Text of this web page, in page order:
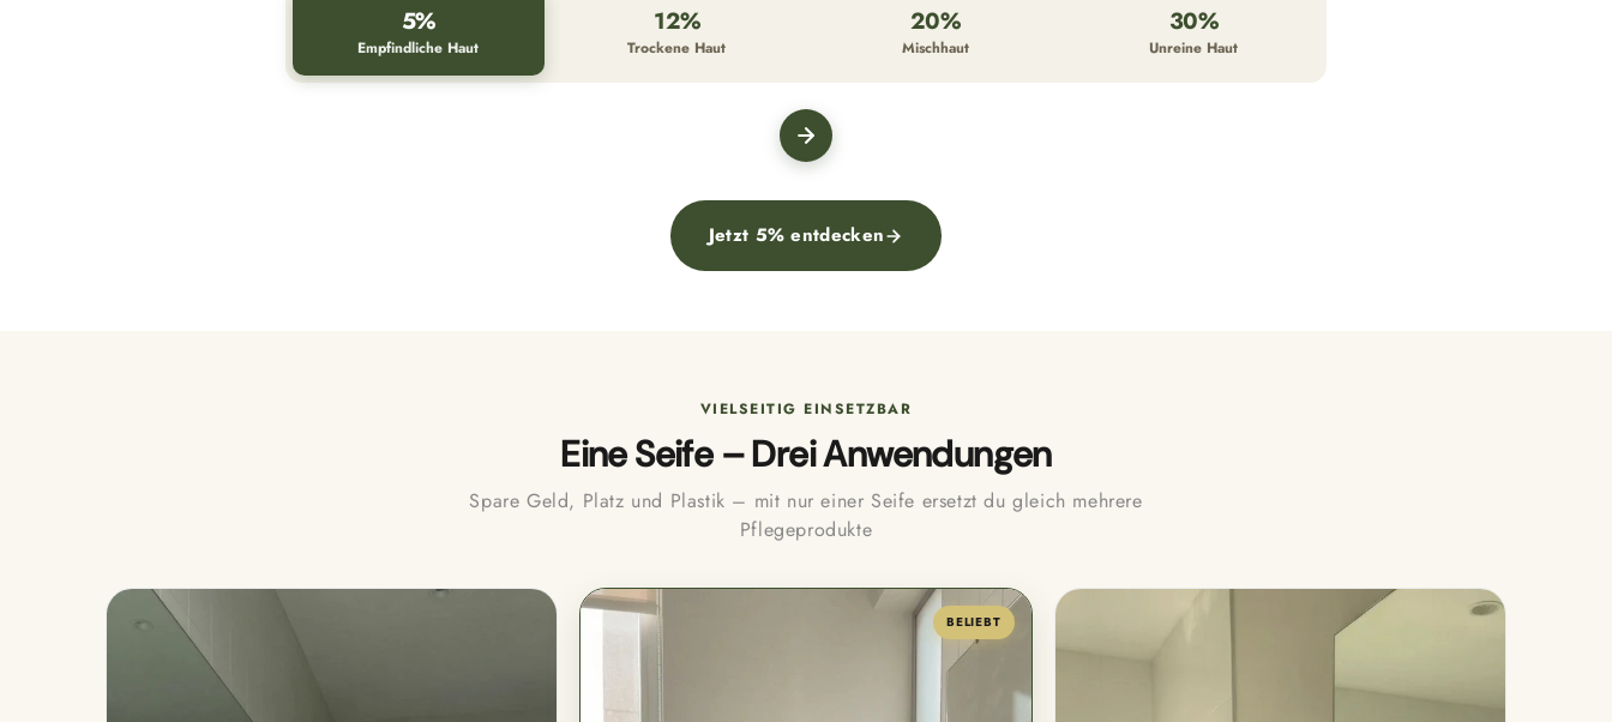
5%
Empfindliche Haut
12%
Trockene Haut
20%
Mischhaut
30%
Unreine Haut
Jetzt 5% entdecken
VIELSEITIG EINSETZBAR
Eine Seife – Drei Anwendungen
Spare Geld, Platz und Plastik – mit nur einer Seife ersetzt du gleich mehrere
Pflegeprodukte
BELIEBT